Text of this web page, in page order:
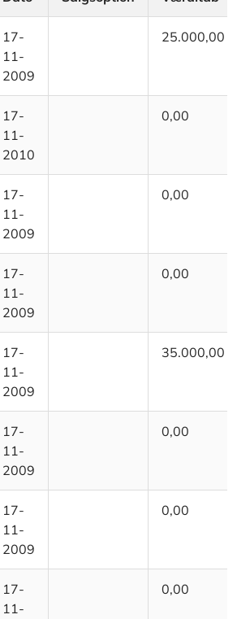
17-
11-
2009
25.000,00
17-
11-
2010
0,00
17-
11-
2009
0,00
17-
11-
2009
0,00
17-
11-
2009
35.000,00
17-
11-
2009
0,00
17-
11-
2009
0,00
17-
11-
0,00